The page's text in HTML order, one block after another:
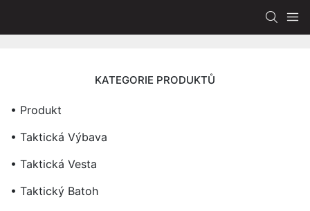
KATEGORIE PRODUKTŮ
• Produkt
• Taktická Výbava
• Taktická Vesta
• Taktický Batoh